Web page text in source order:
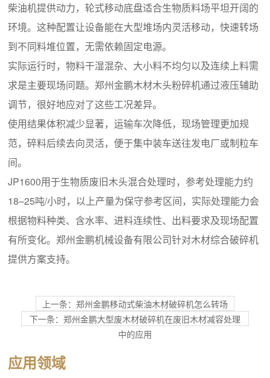
柴油机提供动力，轮式移动底盘适合生物质料场平坦开阔的
环境。这种配置让设备能在大型堆场内灵活移动，快速转场
到不同料堆位置，无需依赖固定电源。
实际运行时，物料干湿混杂、大小料不均匀以及连续上料需
求是主要现场问题。郑州金鹏木材木头粉碎机通过液压辅助
调节，很好地应对了这些工况差异。
使用结果体积减少显著，运输车次降低，现场管理更加规
范，碎料后续去向灵活，便于集中装车送往发电厂或制粒车
间。
JP1600用于生物质废旧木头混合处理时，参考处理能力约
18–25吨/小时，以上产量为保守参考区间，实际处理能力会
根据物料种类、含水率、进料连续性、出料要求及现场配置
有所变化。郑州金鹏机械设备有限公司针对木材综合破碎机
提供方案支持。
上一条：郑州金鹏移动式柴油木材破碎机怎么转场
下一条：郑州金鹏大型废木材破碎机在废旧木材减容处理
中的应用
应用领域